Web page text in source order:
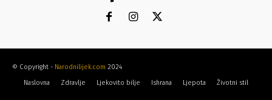
© Copyright - Narodnilijek.com 2024
Naslovna
Zdravlje Ljekovito bilje Ishrana Ljepota Životni stil